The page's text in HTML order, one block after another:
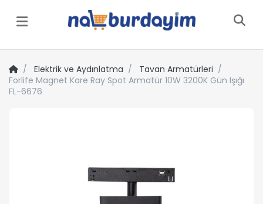
Menü
Elektrik ve Aydınlatma
Tavan Armatürleri
Forlife Magnet Kare Ray Spot Armatür 10W 3200K Gün Işığı
FL-6676